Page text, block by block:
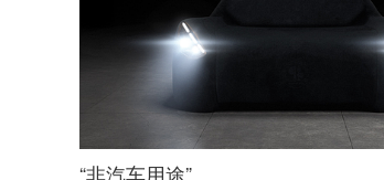
“非汽车用途”